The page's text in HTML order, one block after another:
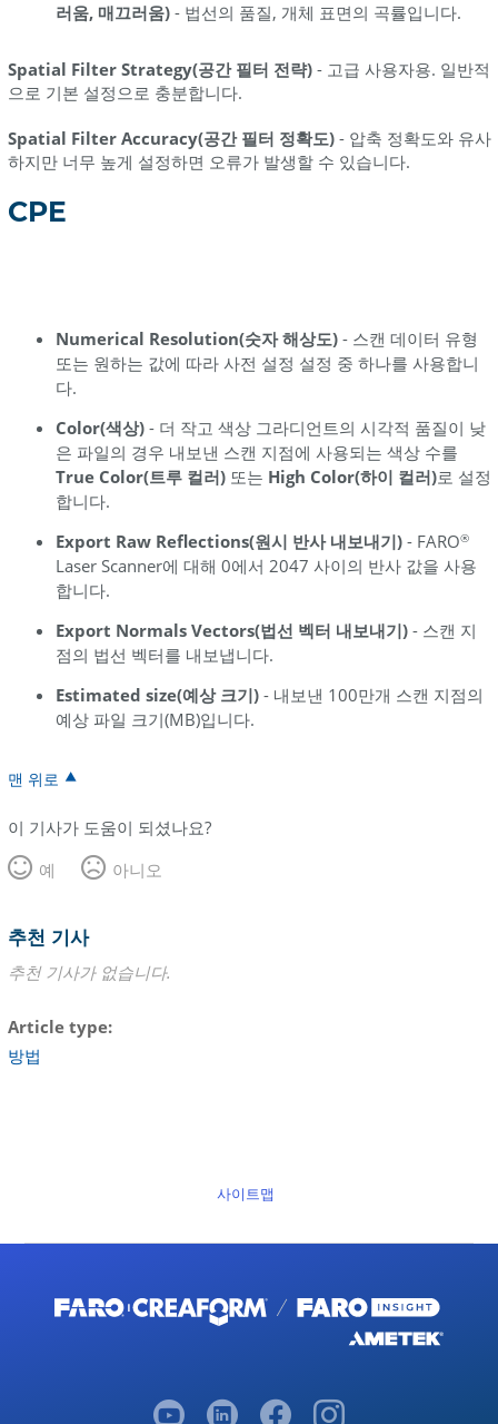
러움, 매끄러움)- 법선의 품질, 개체 표면의 곡률입니다.
Spatial Filter Strategy(공간 필터 전략)- 고급 사용자용. 일반적
으로 기본 설정으로 충분합니다.
Spatial Filter Accuracy(공간 필터 정확도)- 압축 정확도와 유사
하지만 너무 높게 설정하면 오류가 발생할 수 있습니다.
CPE
Numerical Resolution(숫자 해상도)- 스캔 데이터 유형
또는 원하는 값에 따라 사전 설정 설정 중 하나를 사용합니
다.
Color(색상)- 더 작고 색상 그라디언트의 시각적 품질이 낮
은 파일의 경우 내보낸 스캔 지점에 사용되는 색상 수를
True Color(트루 컬러)또는 High Color(하이 컬러)로 설정
합니다.
Export Raw Reflections(원시 반사 내보내기)- FARO®
Laser Scanner에 대해 0에서 2047 사이의 반사 값을 사용
합니다.
Export Normals Vectors(법선 벡터 내보내기)- 스캔 지
점의 법선 벡터를 내보냅니다.
Estimated size(예상 크기)- 내보낸 100만개 스캔 지점의
예상 파일 크기(MB)입니다.
맨 위로
이 기사가 도움이 되셨나요?
예
아니오
추천 기사
추천 기사가 없습니다.
Article type
방법
사이트맵